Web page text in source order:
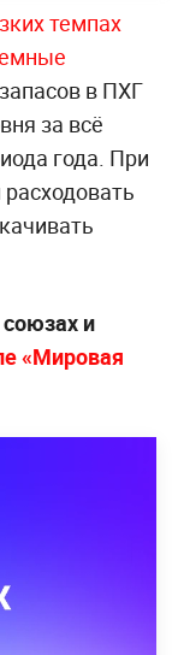
темпах
в ПХГ
за всё
года. При
и
«Мировая